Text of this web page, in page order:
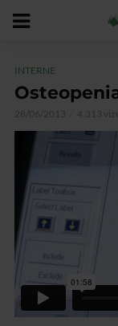
INTERNE
28/06/2013 4.313